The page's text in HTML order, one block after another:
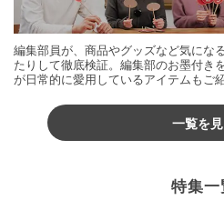
編集部員が、商品やグッズなど気にな
たりして徹底検証。編集部のお墨付き
が日常的に愛用しているアイテムもご
一覧を
特集一